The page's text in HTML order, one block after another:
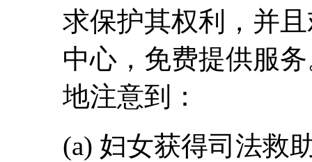
求保护其权利，并
中心，免费提供服
地注意到：
(a) 妇女获得司法救